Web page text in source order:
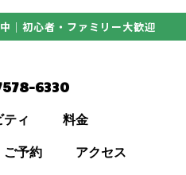
｜初心者・ファミリー大歓迎
6330
ティ 料金
ご予約 アクセス